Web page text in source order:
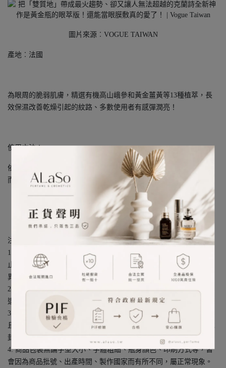
圖片來源︰VOGUE TAIWAN
產地︰法國
為眼周的脆弱肌膚，精選有機高山峨參和黃金薑黃等13種植萃，長
效保濕改善乾燥引起的紋路、多數使用者有感彈潤亮！
使用方法：
依喜好轉動壓頭取出適當用量，指腹混合雙質地，於上下眼瞼由內
而外向太陽穴按壓，最後輕按眉心。
注意事項︰
1. 個人膚質、髮質對於商品的適應程度不同，若有過敏或不適請停
止使用並尋求專業醫療協助。使用成效僅供參考，實際效果因人而
異。
2. 保養品/香水/化妝品/美髮/美體本身為消耗品，拆封後恕無法辦理
退換貨。(新品瑕疵除外，請提供開箱影片存證)
3. 本賣場內商品皆為國外免稅店及商店合法報關進口，保證正貨，
且以優惠價格回饋給消費者，部分商品保留專櫃出品原貌(無外盒或
封膜)，為免消費者疑惑，特此說明。
4. 商品包裝無論字型大小、字體粗細、瓶身顏色、印刷方式等，皆
會因為商品批號、出產時間、製作國家而有所不同，屬正常現象。